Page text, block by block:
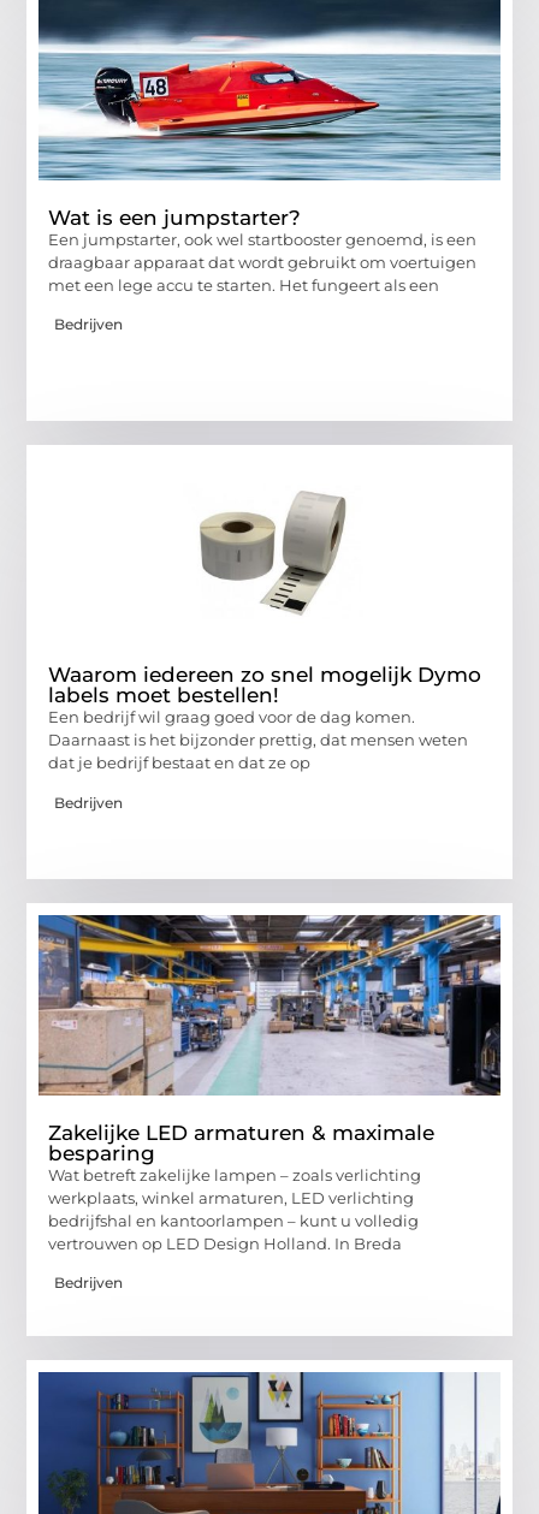
Wat is een jumpstarter?
Een jumpstarter, ook wel startbooster genoemd, is een
draagbaar apparaat dat wordt gebruikt om voertuigen
met een lege accu te starten. Het fungeert als een
Bedrijven
Waarom iedereen zo snel mogelijk Dymo
labels moet bestellen!
Een bedrijf wil graag goed voor de dag komen.
Daarnaast is het bijzonder prettig, dat mensen weten
dat je bedrijf bestaat en dat ze op
Bedrijven
Zakelijke LED armaturen & maximale
besparing
Wat betreft zakelijke lampen – zoals verlichting
werkplaats, winkel armaturen, LED verlichting
bedrijfshal en kantoorlampen – kunt u volledig
vertrouwen op LED Design Holland. In Breda
Bedrijven